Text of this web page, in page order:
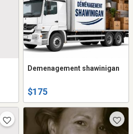
Demenagement shawinigan
$175